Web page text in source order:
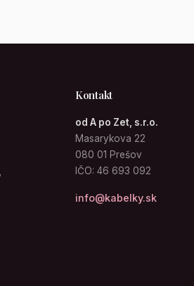
Kontakt
od A po Zet, s.r.o.
Masarykova 22
080 01 Prešov
IČO: 46 693 092
info@kabelky.sk